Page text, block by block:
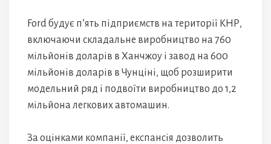
Ford будує п’ять підприємств на території КНР,
включаючи складальне виробництво на 760
мільйонів доларів в Ханчжоу і завод на 600
мільйонів доларів в Чунціні, щоб розширити
модельний ряд і подвоїти виробництво до 1,2
мільйона легкових автомашин.
За оцінками компанії, експансія дозволить